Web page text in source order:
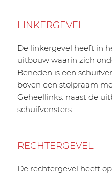
LINKERGEVEL
De linkergevel heeft in
uitbouw waarin zich
Beneden is een
boven een stolpraam
Geheellinks. naast de
schuifvensters.
RECHTERGEVEL
De rechtergevel heeft